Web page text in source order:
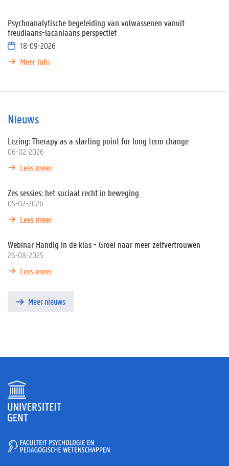
Psychoanalytische begeleiding van volwassenen vanuit
freudiaans-lacaniaans perspectief
18-09-2026
Meer info
Nieuws
Lezing: Therapy as a starting point for long term change
06-02-2026
Lees meer
Zes sessies: het sociaal recht in beweging
05-02-2026
Lees meer
Webinar Handig in de klas - Groei naar meer zelfvertrouwen
26-08-2025
Lees meer
Meer nieuws